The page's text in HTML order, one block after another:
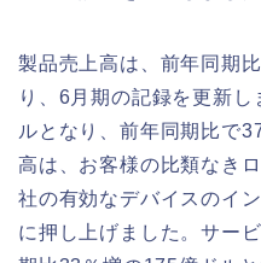
製品売上高は、前年同期
り、6月期の記録を更新
ルとなり、前年同期比で
高は、お客様の比類なき
社の有効なデバイスのイ
に押し上げました。サー